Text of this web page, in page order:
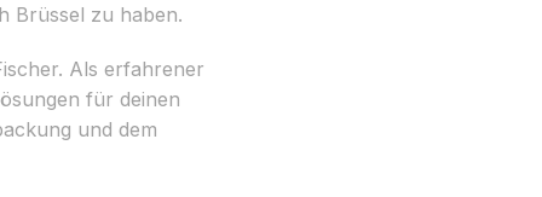
Brüssel zu haben.
Als erfahrener
für deinen
und dem